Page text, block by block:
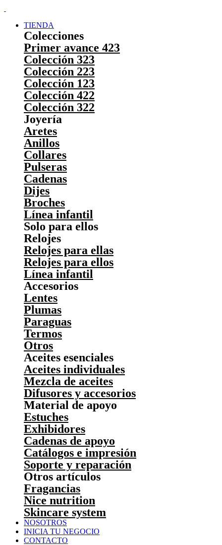
TIENDA
Colecciones
Primer avance 423
Colección 323
Colección 223
Colección 123
Colección 422
Colección 322
Joyería
Aretes
Anillos
Collares
Pulseras
Cadenas
Dijes
Broches
Línea infantil
Solo para ellos
Relojes
Relojes para ellas
Relojes para ellos
Línea infantil
Accesorios
Lentes
Plumas
Paraguas
Termos
Otros
Aceites esenciales
Aceites individuales
Mezcla de aceites
Difusores y accesorios
Material de apoyo
Estuches
Exhibidores
Cadenas de apoyo
Catálogos e impresión
Soporte y reparación
Otros artículos
Fragancias
Nice nutrition
Skincare system
NOSOTROS
INICIA TU NEGOCIO
CONTACTO